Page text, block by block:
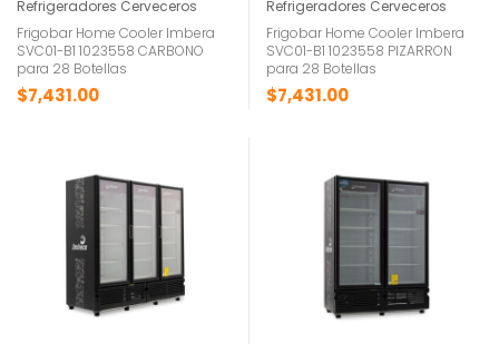
Refrigeradores Cerveceros
Frigobar Home Cooler Imbera
SVC01-B1 1023558 CARBONO
para 28 Botellas
$7,431.00
Refrigeradores Cerveceros
Frigobar Home Cooler Imbera
SVC01-B1 1023558 PIZARRON
para 28 Botellas
$7,431.00